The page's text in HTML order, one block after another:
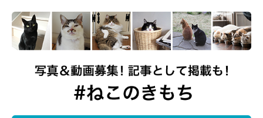
農林水産省
▼新型コロナウイルス感染症について（動物を飼っているみなさ
まへ）